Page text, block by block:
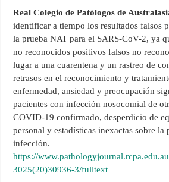
Real Colegio de Patólogos de
identificar a tiempo los resultados falsos
la prueba NAT para el SARS-CoV-2, ya
no reconocidos positivos falsos no
lugar a una cuarentena y un rastreo de
retrasos en el reconocimiento y
enfermedad, ansiedad y preocupación
pacientes con infección nosocomial de
COVID-19 confirmado, desperdicio de
personal y estadísticas inexactas sobre
infección.
https://
3025(20)30936-3/fulltext